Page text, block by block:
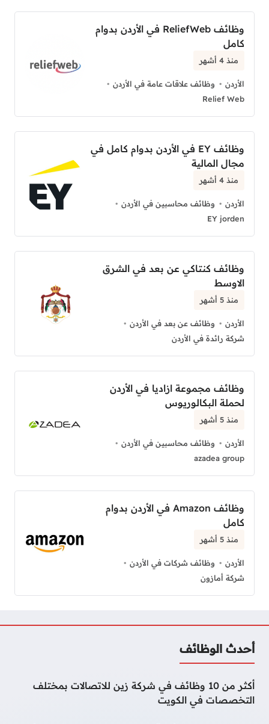
وظائف ReliefWeb في الأردن بدوام
كامل
منذ 4 أشهر
الأردن
وظائف علاقات عامة في الأردن
Relief Web
وظائف EY في الأردن بدوام كامل في
مجال المالية
منذ 4 أشهر
الأردن
وظائف محاسبين في الأردن
EY jorden
وظائف كنتاكي عن بعد في الشرق
الاوسط
منذ 5 أشهر
الأردن
وظائف عن بعد في الأردن
شركة رائدة في الأردن
وظائف مجموعة ازاديا في الأردن
لحملة البكالوريوس
منذ 5 أشهر
الأردن
وظائف محاسبين في الأردن
azadea group
وظائف Amazon في الأردن بدوام
كامل
منذ 5 أشهر
الأردن
وظائف شركات في الأردن
شركة أمازون
أحدث الوظائف
أكثر من 10 وظائف في شركة زين للاتصالات بمختلف
التخصصات في الكويت